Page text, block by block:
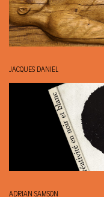
JACQUES DANIEL
ADRIAN SAMSON